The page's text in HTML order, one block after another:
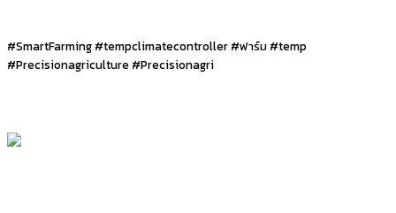
#SmartFarming #tempclimatecontroller #ฟาร์ม #temp
#Precisionagriculture #Precisionagri